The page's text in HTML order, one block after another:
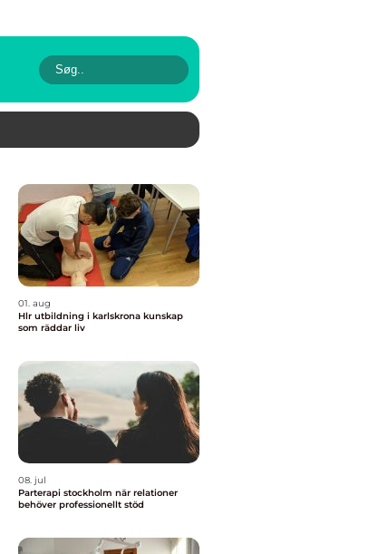
01. aug
Hlr utbildning i karlskrona kunskap
som räddar liv
08. jul
Parterapi stockholm när relationer
behöver professionellt stöd